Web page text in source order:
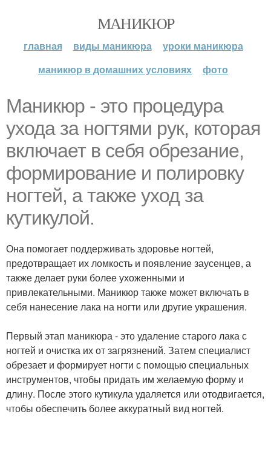
МАНИКЮР
главная виды маникюра
уроки маникюра
маникюр в домашних условиях
фото
Маникюр - это процедура
ухода за ногтями рук, которая
включает в себя обрезание,
формирование и полировку
ногтей, а также уход за
кутикулой.
Она помогает поддерживать здоровье ногтей,
предотвращает их ломкость и появление заусенцев, а
также делает руки более ухоженными и
привлекательными. Маникюр также может включать в
себя нанесение лака на ногти или другие украшения.
Первый этап маникюра - это удаление старого лака с
ногтей и очистка их от загрязнений. Затем специалист
обрезает и формирует ногти с помощью специальных
инструментов, чтобы придать им желаемую форму и
длину. После этого кутикула удаляется или отодвигается,
чтобы обеспечить более аккуратный вид ногтей.